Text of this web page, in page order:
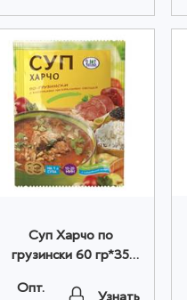
Суп Харчо по
грузински 60 гр*35
Опт.
Узнать